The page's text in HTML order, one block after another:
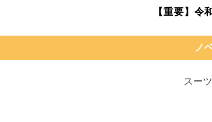
【重要】令
ノ
スー